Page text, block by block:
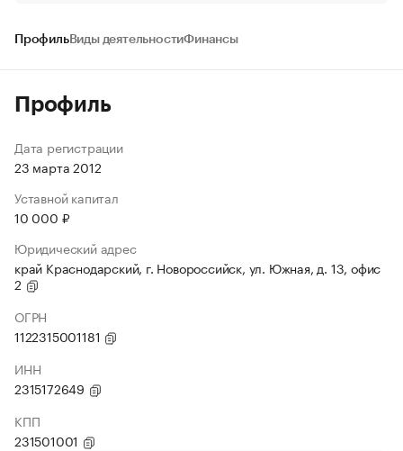
ПрофильВиды деятельностиФинансы
Профиль
Дата регистрации
23 марта 2012
Уставной капитал
10 000 ₽
Юридический адрес
край Краснодарский, г. Новороссийск, ул. Южная, д. 13, офис
2
ОГРН
1122315001181
ИНН
2315172649
КПП
231501001